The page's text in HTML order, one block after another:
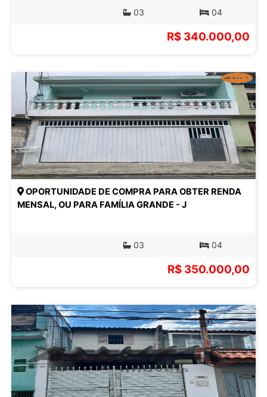
03 04
R$ 340.000,00
OPORTUNIDADE DE COMPRA PARA OBTER RENDA
MENSAL, OU PARA FAMÍLIA GRANDE - J
03 04
R$ 350.000,00